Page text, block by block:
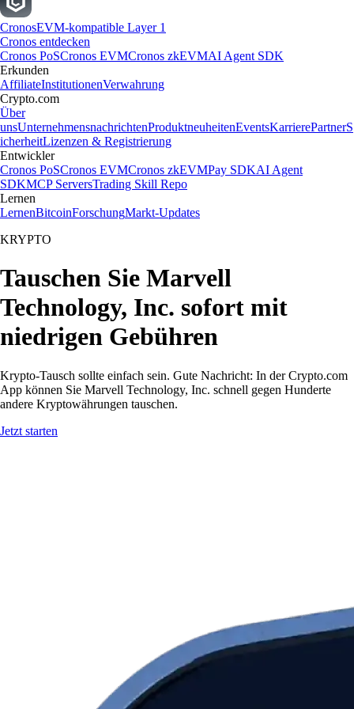
CronosEVM-kompatible Layer 1
Cronos entdecken
Cronos PoSCronos EVMCronos zkEVMAI Agent SDK
Erkunden
AffiliateInstitutionenVerwahrung
Crypto.com
Über
unsUnternehmensnachrichtenProduktneuheitenEventsKarrierePartnerS
icherheitLizenzen & Registrierung
Entwickler
Cronos PoSCronos EVMCronos zkEVMPay SDKAI Agent
SDKMCP ServersTrading Skill Repo
Lernen
LernenBitcoinForschungMarkt-Updates
KRYPTO
Tauschen Sie Marvell
Technology, Inc. sofort mit
niedrigen Gebühren
Krypto-Tausch sollte einfach sein. Gute Nachricht: In der Crypto.com
App können Sie Marvell Technology, Inc. schnell gegen Hunderte
andere Kryptowährungen tauschen.
Jetzt starten